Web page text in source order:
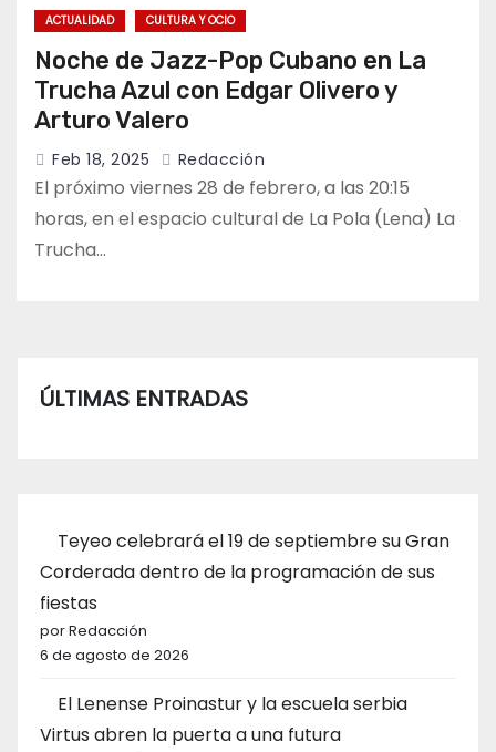
ACTUALIDAD CULTURA Y OCIO
Noche de Jazz-Pop Cubano en La
Trucha Azul con Edgar Olivero y
Arturo Valero
Feb 18, 2025 Redacción
El próximo viernes 28 de febrero, a las 20:15
horas, en el espacio cultural de La Pola (Lena) La
Trucha…
ÚLTIMAS ENTRADAS
Teyeo celebrará el 19 de septiembre su Gran
Corderada dentro de la programación de sus
fiestas
por Redacción
6 de agosto de 2026
El Lenense Proinastur y la escuela serbia
Virtus abren la puerta a una futura